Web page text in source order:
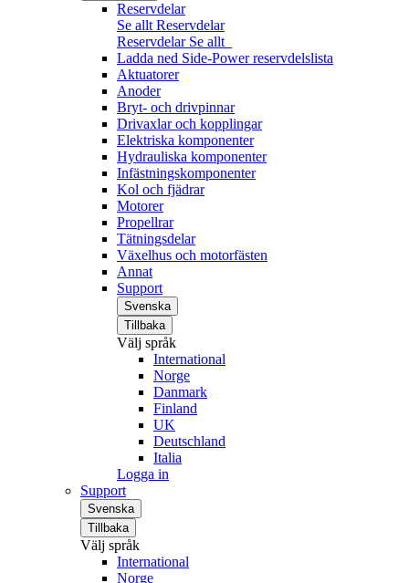
Reservdelar
Se allt Reservdelar
Reservdelar Se allt
Ladda ned Side-Power reservdelslista
Aktuatorer
Anoder
Bryt- och drivpinnar
Drivaxlar och kopplingar
Elektriska komponenter
Hydrauliska komponenter
Infästningskomponenter
Kol och fjädrar
Motorer
Propellrar
Tätningsdelar
Växelhus och motorfästen
Annat
Support
Svenska
Tillbaka
Välj språk
International
Norge
Danmark
Finland
UK
Deutschland
Italia
Logga in
Support
Svenska
Tillbaka
Välj språk
International
Norge